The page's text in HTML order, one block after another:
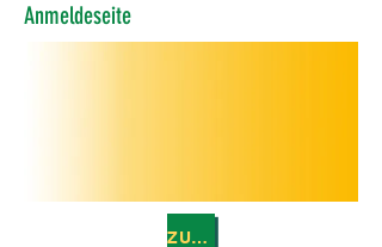
Anmeldeseite
ZURÜCK